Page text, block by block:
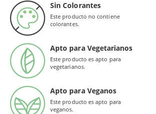
Sin Colorantes
Este producto no contiene
colorantes.
Apto para Vegetarianos
Este producto es apto para
vegetarianos.
Apto para Veganos
Este producto es apto para
veganos.